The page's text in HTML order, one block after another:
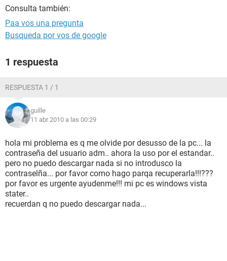
Consulta también:
Paa vos una pregunta
Busqueda por vos de google
1 respuesta
RESPUESTA 1 / 1
guille
11 abr 2010 a las 00:29
hola mi problema es q me olvide por desusso de la pc... la
contraseña del usuario adm.. ahora la uso por el estandar..
pero no puedo descargar nada si no introdusco la
contraselña... por favor como hago parqa recuperarla!!!???
por favor es urgente ayudenme!!! mi pc es windows vista
stater..
recuerdan q no puedo descargar nada...